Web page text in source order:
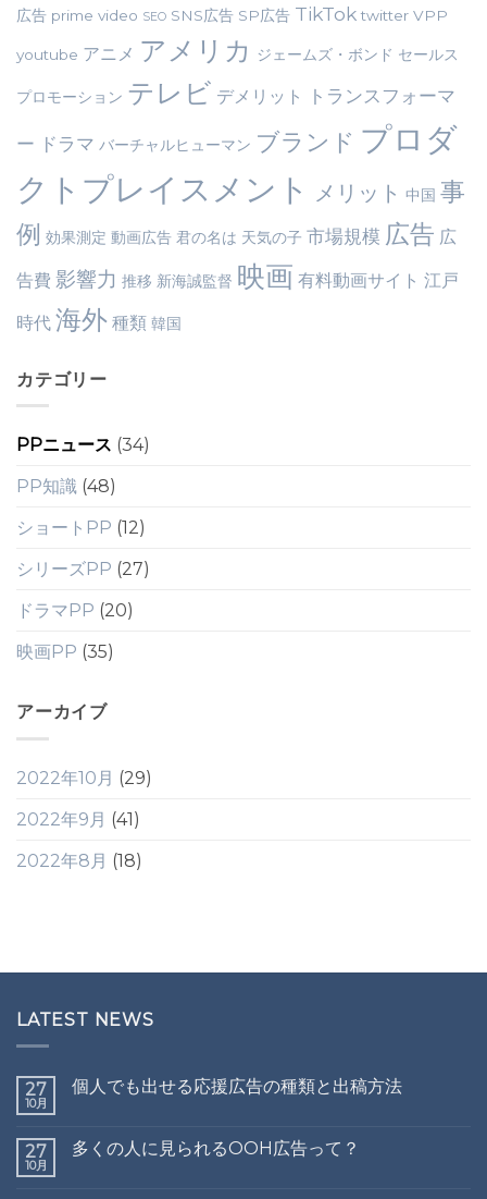
広告 prime video SEO SNS広告 SP広告 TikTok twitter VPP
youtube アニメ アメリカ ジェームズ・ボンド セールス
プロモーション テレビ デメリット トランスフォーマ
ー ドラマ バーチャルヒューマン ブランド プロダ
クトプレイスメント
メリット 中国 事
例 効果測定 動画広告 君の名は 天気の子 市場規模 広告 広
告費 影響力 推移 新海誠監督 映画 有料動画サイト 江戸
時代 海外 種類 韓国
カテゴリー
PPニュース (34)
PP知識 (48)
ショートPP (12)
シリーズPP (27)
ドラマPP (20)
映画PP (35)
アーカイブ
2022年10月 (29)
2022年9月 (41)
2022年8月 (18)
LATEST NEWS
27
10月
個人でも出せる応援広告の種類と出稿方法
27
10月
多くの人に見られるOOH広告って？